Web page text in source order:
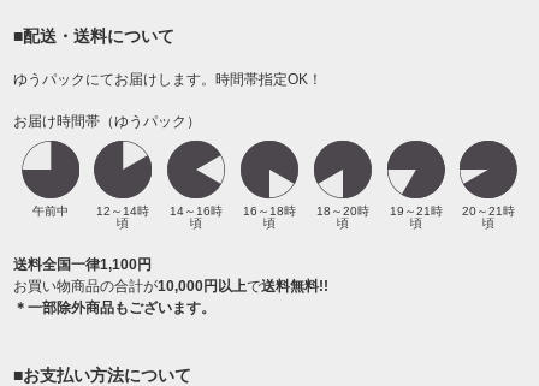
■配送・送料について
ゆうパックにてお届けします。時間帯指定OK！
お届け時間帯（ゆうパック）
午前中
12～14時
頃
14～16時
頃
16～18時
頃
18～20時
頃
19～21時
頃
20～21時
頃
送料全国一律1,100円
お買い物商品の合計が10,000円以上で送料無料!!
＊一部除外商品もございます。
■お支払い方法について